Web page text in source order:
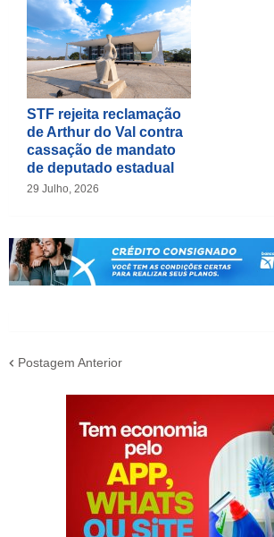
STF rejeita reclamação
de Arthur do Val contra
cassação de mandato
de deputado estadual
29 Julho, 2026
Postagem Anterior